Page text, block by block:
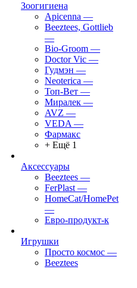
Зоогигиена
Apicenna —
Beeztees, Gottlieb
—
Bio-Groom —
Doctor Vic —
Гудмэн —
Neoterica —
Топ-Вет —
Миралек —
AVZ —
VEDA —
Фармакс
+ Ещё 1
Аксессуары
Beeztees —
FerPlast —
HomeCat/HomePet
—
Евро-продукт-к
Игрушки
Просто космос —
Beeztees